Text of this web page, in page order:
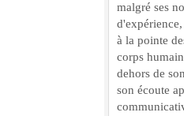
malgré ses
à la pointe
corps
dehors de
son écoute